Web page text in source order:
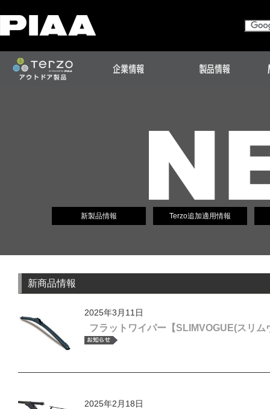
新製品情報 Terzo追加適用情報
新商品情報
2025年3月11日
フラットワイパー【SLIMVOGUE(スリ
2025年2月18日